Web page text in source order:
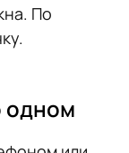
По
одном